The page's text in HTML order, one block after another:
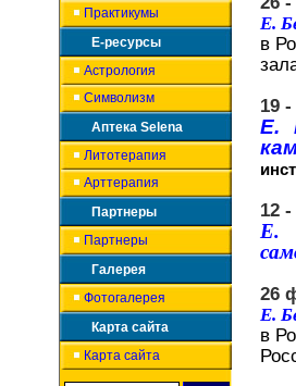
Практикумы
Е-ресурсы
Астрология
Символизм
Аптека Selena
Литотерапия
Арттерапия
Партнеры
Партнеры
Галерея
Фотогалерея
Карта сайта
Карта сайта
Е.
в
19
Е.
12
Е.
26
Е.
в